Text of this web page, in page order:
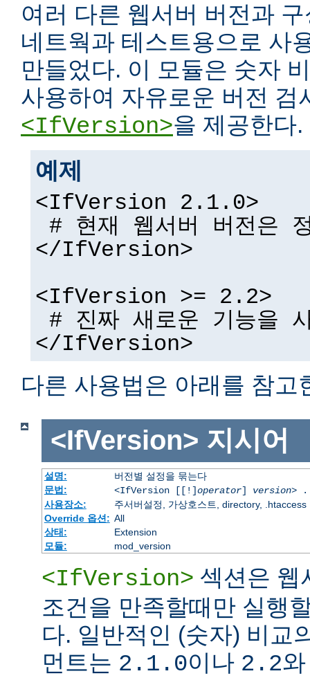
여러 다른 웹서버 버전과
네트웍과 테스트용으로 사
만들었다. 이 모듈은 숫자
사용하여 자유로운 버전 검
<IfVersion>을 제공한다.
예제
<IfVersion 2.1.0>
# 현재 웹서버 버전은
</IfVersion>
<IfVersion >= 2.2>
# 진짜 새로운 기능을
</IfVersion>
다른 사용법은 아래를 참고
<IfVersion> 지시어
설명:
버전별 설정을 묶는다
문법:
<IfVersion [[!]operator] version>
사용장소:
주서버설정, 가상호스트, directory, .htaccess
Override 옵션: All
상태:
Extension
모듈:
mod_version
<IfVersion> 섹션은 웹
조건을 만족할때만 실행
다. 일반적인 (숫자) 비교
먼트는 2.1.0이나 2.2